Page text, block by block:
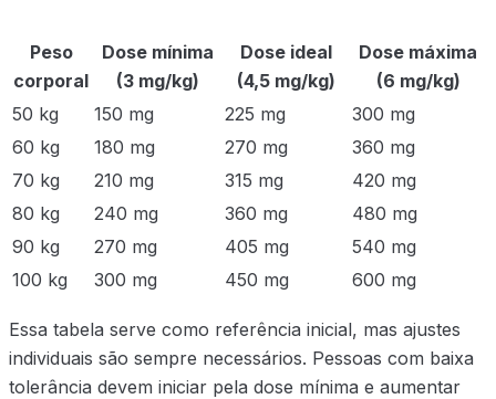
Peso
corporal
Dose mínima
(3 mg/kg)
Dose ideal
(4,5 mg/kg)
Dose máxima
(6 mg/kg)
50 kg
150 mg 225 mg
300 mg
60 kg
180 mg 270 mg
360 mg
70 kg
210 mg 315 mg
420 mg
80 kg
240 mg 360 mg
480 mg
90 kg
270 mg 405 mg
540 mg
100 kg
300 mg 450 mg 600 mg
Essa tabela serve como referência inicial, mas ajustes
individuais são sempre necessários. Pessoas com baixa
tolerância devem iniciar pela dose mínima e aumentar